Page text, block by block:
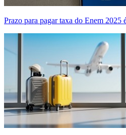
Prazo para pagar taxa do Enem 2025